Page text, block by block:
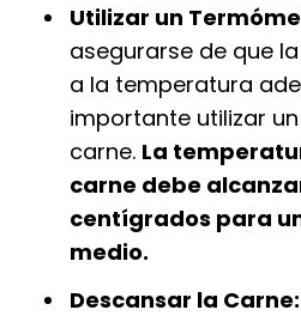
Utilizar un
asegurarse de que
a la temperatura
importante utilizar
carne. La
carne debe
centígrados para
medio.
Descansar la Carne: